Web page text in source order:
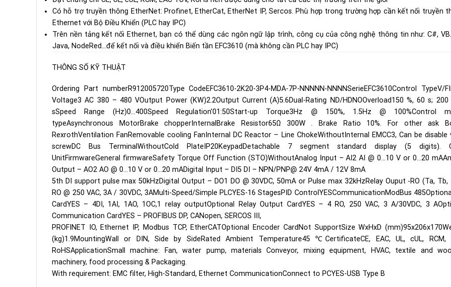
Có hỗ trợ truyền thông EtherNet: Profinet, EtherCat, EtherNet IP, Sercos. Phù hợp trong trường hợp cần kết nối truyền
Ethernet với Bộ Điều Khiển (PLC hay IPC)
Trên nền tảng kết nối Ethernet, bạn có thể dùng các ngôn ngữ lập trình, công cụ của công nghệ thông tin như: C#,
Java, NodeRed…để kết nối và điều khiển Biến tần EFC3610 (mà không cần PLC hay IPC)
THÔNG SỐ KỸ THUẬT
Ordering Part numberR912005720Type CodeEFC3610-2K20-3P4-MDA-7P-NNNNN-NNNNSerieEFC3610Control TypeV/
Voltage3 AC 380 – 480 VOutput Power (KW)2.2Output Current (A)5.6Dual-Rating ND/HDNOOverload150 %, 60 s; 200
sSpeed Range (Hz)0…400Speed Regulation’01:50Start-up Torque3Hz @ 150%, 1.5Hz @ 100%Control
typeAsynchronous MotorBrake chopperInternalBrake Resistor65Ω 300W . Brake Ratio 10%. For other ask
RexrothVentilation FanRemovable cooling FanInternal DC Reactor – Line ChokeWithoutInternal EMCC3, Can be disable
screwDC Bus TerminalWithoutCold PlateIP20KeypadDetachable 7 segment standard display (5 digits).
UnitFirmwareGeneral firmwareSafety Torque Off Function (STO)WithoutAnalog Input – AI2 AI @ 0…10 V or 0…20
Output – AO2 AO @ 0…10 V or 0…20 mADigital Input – DI5 DI – NPN/PNP@ 24V 4mA / 12V 8mA
5th DI support pulse max 50kHzDigital Output – DO1 DO @ 30VDC, 50mA or Pulse max 32kHzRelay Ouput -RO (Ta, Tb,
RO @ 250 VAC, 3A / 30VDC, 3AMulti-Speed/Simple PLCYES-16 StagesPID ControlYESCommunicationModBus
CardYES – 4DI, 1AI, 1AO, 1OC,1 relay outputOptional Relay Output CardYES – 4 RO, 250 VAC, 3 A/30VDC, 3
Communication CardYES – PROFIBUS DP, CANopen, SERCOS III,
PROFINET IO, Ethernet IP, Modbus TCP, EtherCATOptional Encoder CardNot SupportSize WxHxD
(kg)1.9MountingWall or DIN, Side by SideRated Ambient Temperature45 ℃CertificateCE, EAC, UL, cUL, RCM,
RoHSApplicationSmall machine: Fan, water pump, materials Conveyor, mixing equipment, HVAC, textile and
machinery, food processing & Packaging.
With requirement: EMC filter, High-Standard, Ethernet CommunicationConnect to PCYES-USB Type B